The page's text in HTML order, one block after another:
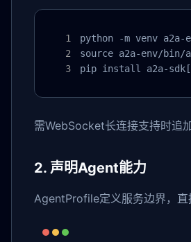
python -m venv a2a-
source a2a-env/bin/
pip install a2a-
需WebSocket长连接支持时追
2. 声明Agent能力
AgentProfile定义服务边界，